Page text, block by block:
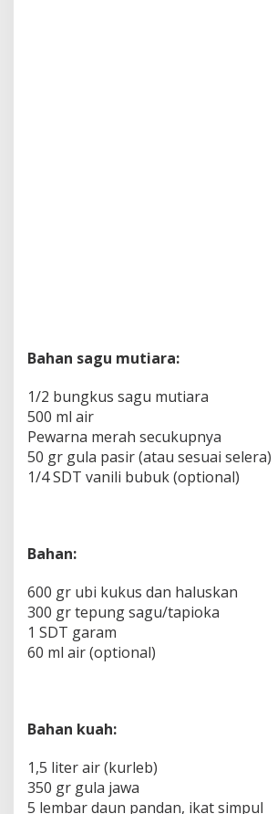
Bahan sagu mutiara:
1/2 bungkus sagu mutiara
500 ml air
Pewarna merah secukupnya
50 gr gula pasir (atau sesuai selera)
1/4 SDT vanili bubuk (optional)
Bahan:
600 gr ubi kukus dan haluskan
300 gr tepung sagu/tapioka
1 SDT garam
60 ml air (optional)
Bahan kuah:
1,5 liter air (kurleb)
350 gr gula jawa
5 lembar daun pandan, ikat simpul